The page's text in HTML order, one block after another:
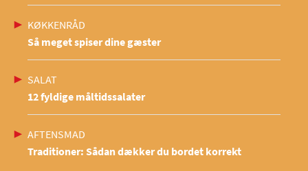
KØKKENRÅD
Så meget spiser dine gæster
SALAT
12 fyldige måltidssalater
AFTENSMAD
Traditioner: Sådan dækker du bordet korrekt